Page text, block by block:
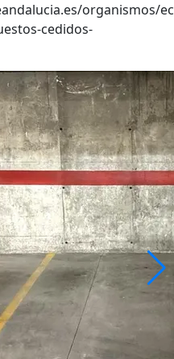
organismos/
cedidos-